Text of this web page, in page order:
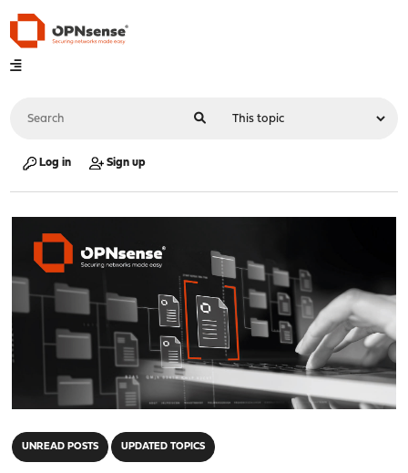
Log in Sign up
UNREAD POSTS UPDATED TOPICS